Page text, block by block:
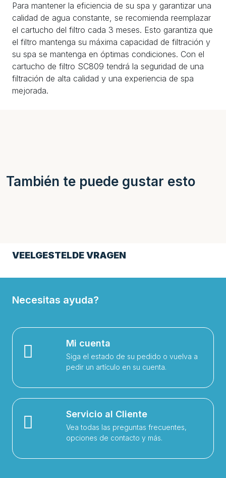
Para mantener la eficiencia de su spa y garantizar una
calidad de agua constante, se recomienda reemplazar
el cartucho del filtro cada 3 meses. Esto garantiza que
el filtro mantenga su máxima capacidad de filtración y
su spa se mantenga en óptimas condiciones. Con el
cartucho de filtro SC809 tendrá la seguridad de una
filtración de alta calidad y una experiencia de spa
mejorada.
También te puede gustar esto
VEELGESTELDE VRAGEN
Necesitas ayuda?
Mi cuenta
Siga el estado de su pedido o vuelva a
pedir un artículo en su cuenta.
Servicio al Cliente
Vea todas las preguntas frecuentes,
opciones de contacto y más.